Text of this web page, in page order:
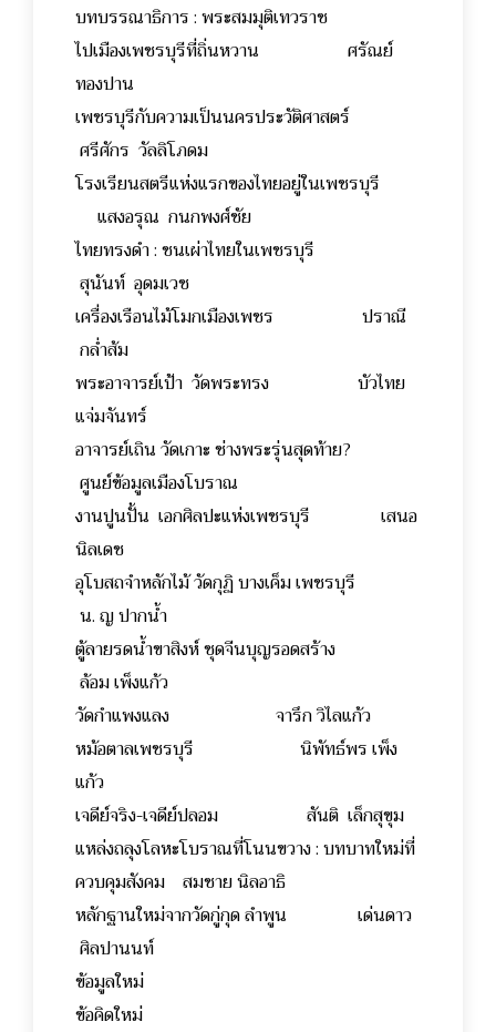
บทบรรณาธิการ : พระสมมุติเทวราช
ไปเมืองเพชรบุรีที่ถิ่นหวาน ศรัณย์
ทองปาน
เพชรบุรีกับความเป็นนครประวัติศาสตร์
ศรีศักร วัลลิโภดม
โรงเรียนสตรีแห่งแรกของไทยอยู่ในเพชรบุรี
แสงอรุณ กนกพงศ์ชัย
ไทยทรงดำ : ชนเผ่าไทยในเพชรบุรี
สุนันท์ อุดมเวช
เครื่องเรือนไม้โมกเมืองเพชร ปราณี
กล่ำส้ม
พระอาจารย์เป้า วัดพระทรง บัวไทย
แจ่มจันทร์
อาจารย์เถิน วัดเกาะ ช่างพระรุ่นสุดท้าย?
ศูนย์ข้อมูลเมืองโบราณ
งานปูนปั้น เอกศิลปะแห่งเพชรบุรี เสนอ
นิลเดช
อุโบสถจำหลักไม้ วัดกุฏิ บางเค็ม เพชรบุรี
น. ญ ปากน้ำ
ตู้ลายรดน้ำขาสิงห์ ชุดจีนบุญรอดสร้าง
ล้อม เพ็งแก้ว
วัดกำแพงแลง จารึก วิไลแก้ว
หม้อตาลเพชรบุรี นิพัทธ์พร เพ็ง
แก้ว
เจดีย์จริง-เจดีย์ปลอม สันติ เล็กสุขุม
แหล่งถลุงโลหะโบราณที่โนนขวาง : บทบาทใหม่ที่
ควบคุมสังคม สมชาย นิลอาธิ
หลักฐานใหม่จากวัดกู่กุด ลำพูน เด่นดาว
ศิลปานนท์
ข้อมูลใหม่
ข้อคิดใหม่